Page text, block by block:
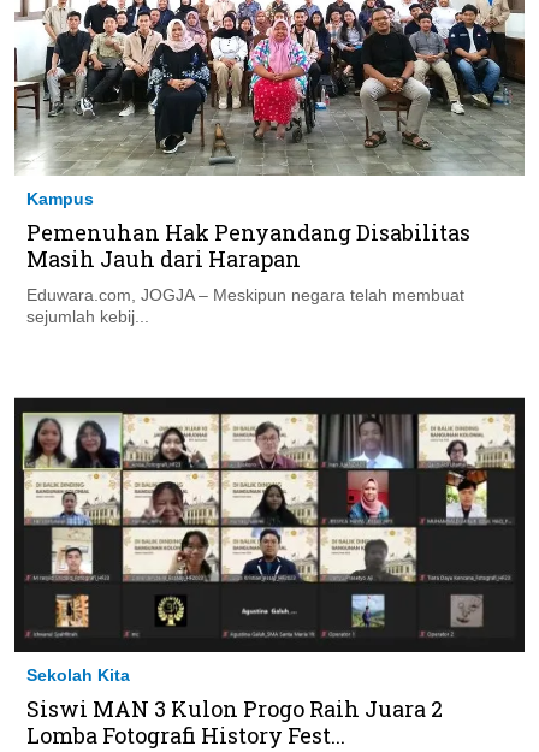
Kampus
Pemenuhan Hak Penyandang Disabilitas
Masih Jauh dari Harapan
Eduwara.com, JOGJA – Meskipun negara telah membuat
sejumlah kebij...
Sekolah Kita
Siswi MAN 3 Kulon Progo Raih Juara 2
Lomba Fotografi History Fest...